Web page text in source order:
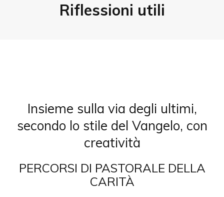
Riflessioni utili
Insieme sulla via degli ultimi,
secondo lo stile del Vangelo, con
creatività
PERCORSI DI PASTORALE DELLA
CARITÀ